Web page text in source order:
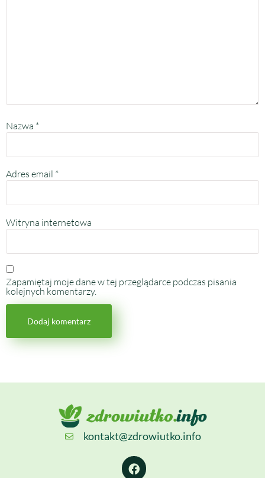
Nazwa *
Adres email *
Witryna internetowa
Zapamiętaj moje dane w tej przeglądarce podczas pisania
kolejnych komentarzy.
kontakt@zdrowiutko.info